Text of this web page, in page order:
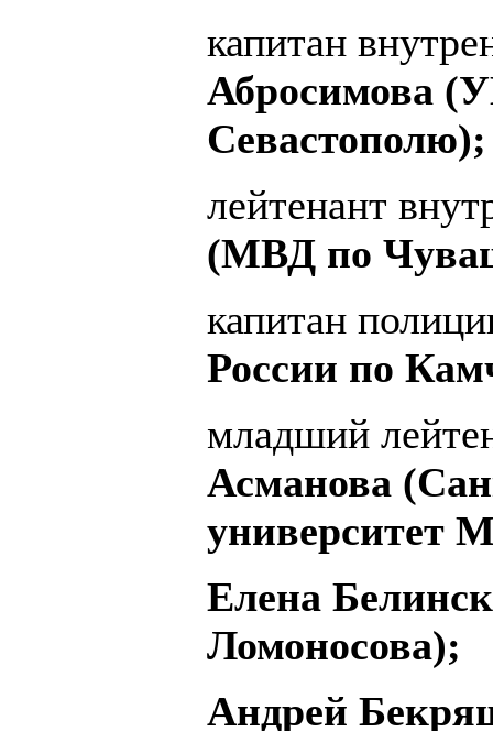
капитан
Абросимова
Севастополю);
лейтенант
(МВД по
капитан
России по
младший
Асманова
университет
Елена
Ломоносова);
Андрей